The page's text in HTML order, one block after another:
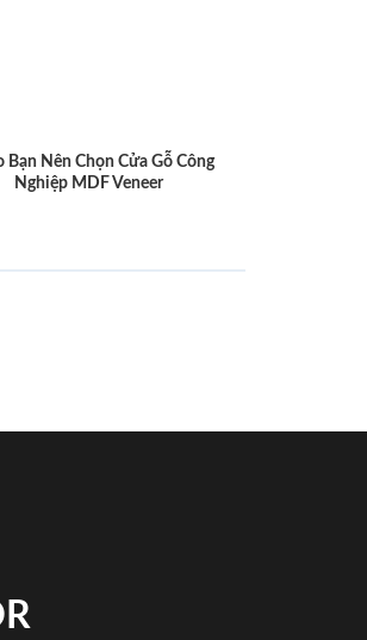
Bạn Nên Chọn Cửa Gỗ Công
Nghiệp MDF Veneer